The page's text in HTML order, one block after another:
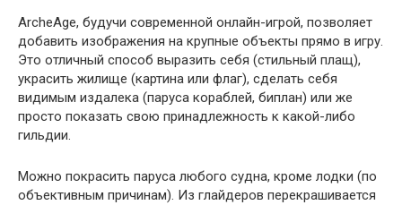
ArcheAge, будучи современной онлайн-игрой, позволяет
добавить изображения на крупные объекты прямо в игру.
Это отличный способ выразить себя (стильный плащ),
украсить жилище (картина или флаг), сделать себя
видимым издалека (паруса кораблей, биплан) или же
просто показать свою принадлежность к какой-либо
гильдии.
Можно покрасить паруса любого судна, кроме лодки (по
объективным причинам). Из глайдеров перекрашивается